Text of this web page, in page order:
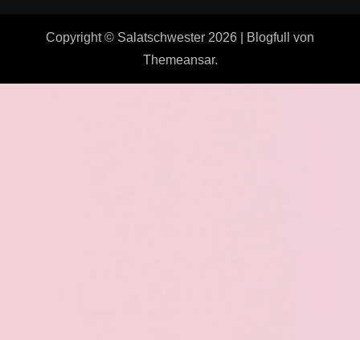
Copyright © Salatschwester 2026 Blogfull
von
Themeansar.